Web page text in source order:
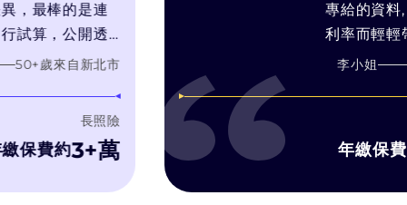
棒的是連
，公開透
的需求推
+歲來自新北市
長照險
費約3+萬
專給的資料, 常
利率而輕輕帶
靠推銷技術和
字比較, 有疑問
李小姐 60
年繳保費約